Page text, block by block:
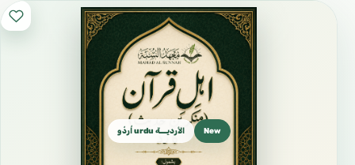
الأرديـــة urdu اُردُو New